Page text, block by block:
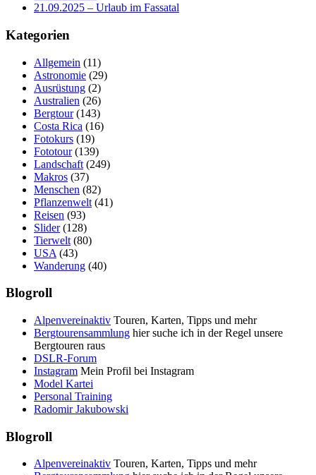
21.09.2025 – Urlaub im Fassatal
Kategorien
Allgemein (11)
Astronomie (29)
Ausrüstung (2)
Australien (26)
Bergtour(143)
Costa Rica (16)
Fotokurs (19)
Fototour(139)
Landschaft (249)
Makros (37)
Menschen (82)
Pflanzenwelt (41)
Reisen (93)
Slider(128)
Tierwelt (80)
USA (43)
Wanderung (40)
Blogroll
Alpenvereinaktiv Touren, Karten, Tipps und mehr
Bergtourensammlung hier suche ich in der Regel unsere
Bergtouren raus
DSLR-Forum
Instagram Mein Profil bei Instagram
Model Kartei
Personal Training
Radomir Jakubowski
Blogroll
Alpenvereinaktiv Touren, Karten, Tipps und mehr